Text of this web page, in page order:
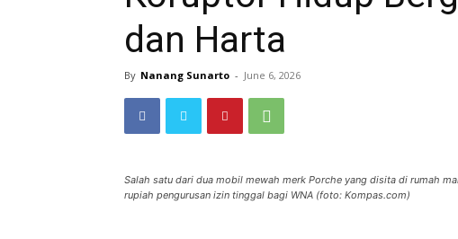
dan Harta
By Nanang Sunarto - June 6, 2026
Salah satu dari dua mobil mewah merk Porche yang disita di rumah
rupiah pengurusan izin tinggal bagi WNA (foto: Kompas.com)